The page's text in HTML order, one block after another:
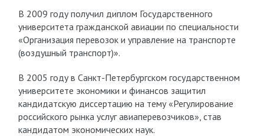
В 2009 году получил диплом Государственного
университета гражданской авиации по специальности
«Организация перевозок и управление на транспорте
(воздушный транспорт)».
В 2005 году в Санкт-Петербургском государственном
университете экономики и финансов защитил
кандидатскую диссертацию на тему «Регулирование
российского рынка услуг авиаперевозчиков», став
кандидатом экономических наук.